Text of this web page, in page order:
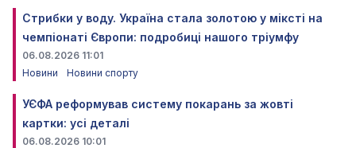
Стрибки у воду. Україна стала золотою у міксті на
чемпіонаті Європи: подробиці нашого тріумфу
06.08.2026 11:01
Новини
Новини спорту
УЄФА реформував систему покарань за жовті
картки: усі деталі
06.08.2026 10:01